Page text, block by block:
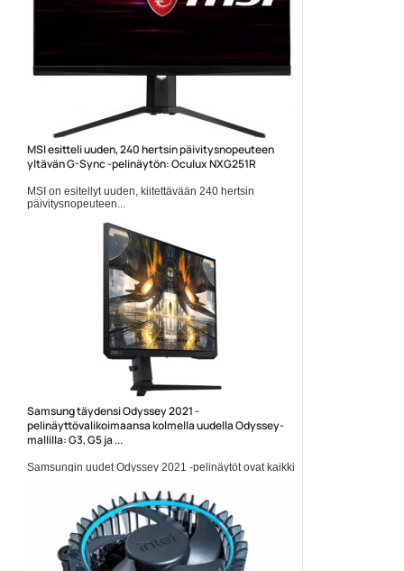
MSI esitteli uuden, 240 hertsin päivitysnopeuteen
yltävän G-Sync -pelinäytön: Oculux NXG251R
MSI on esitellyt uuden, kiitettävään 240 hertsin
päivitysnopeuteen...
Samsung täydensi Odyssey 2021 -
pelinäyttövalikoimaansa kolmella uudella Odyssey-
mallilla: G3, G5 ja ...
Samsungin uudet Odyssey 2021 -pelinäytöt ovat kaikki